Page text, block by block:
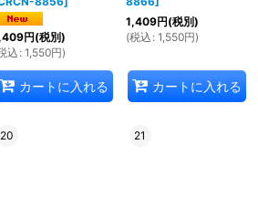
円(税別)
込 : 1,550円)
カートに入れる
1,409円(税別)
(税込 : 1,550円)
カートに入れる
20 21